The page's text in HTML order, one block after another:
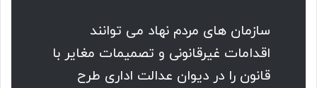
سازمان های مردم نهاد می توانند
اقدامات غیرقانونی و تصمیمات مغایر با
قانون را در دیوان عدالت اداری طرح